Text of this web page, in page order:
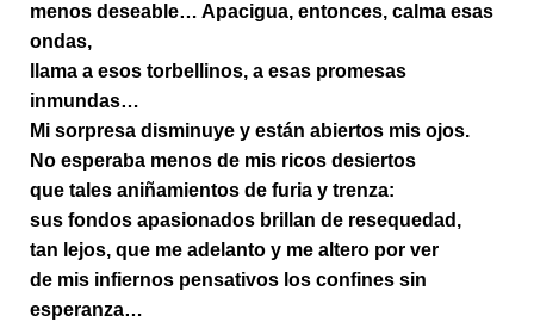
menos deseable… Apacigua, entonces, calma esas
ondas,
llama a esos torbellinos, a esas promesas
inmundas…
Mi sorpresa disminuye y están abiertos mis ojos.
No esperaba menos de mis ricos desiertos
que tales aniñamientos de furia y trenza:
sus fondos apasionados brillan de resequedad,
tan lejos, que me adelanto y me altero por ver
de mis infiernos pensativos los confines sin
esperanza…